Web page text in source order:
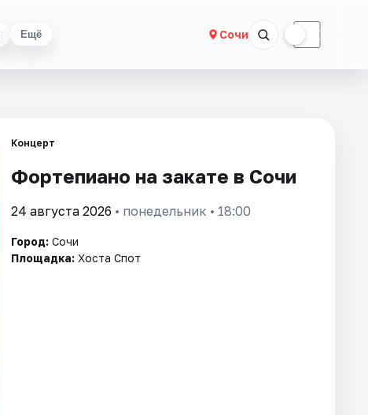
Ещё Сочи ☾
Концерт
Фортепиано на закате в Сочи
24 августа 2026 • понедельник • 18:00
Город: Сочи
Площадка: Хоста Спот